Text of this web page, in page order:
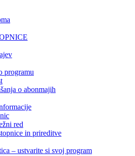
programu
o abonmajih
red
in prireditve
– ustvarite si svoj program